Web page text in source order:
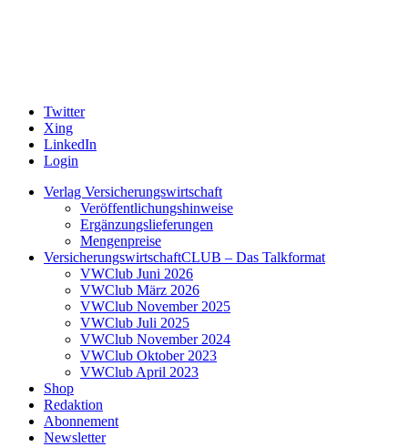
Twitter
Xing
LinkedIn
Login
Verlag Versicherungswirtschaft
Veröffentlichungshinweise
Ergänzungslieferungen
Mengenpreise
VersicherungswirtschaftCLUB – Das Talkformat
VWClub Juni 2026
VWClub März 2026
VWClub November 2025
VWClub Juli 2025
VWClub November 2024
VWClub Oktober 2023
VWClub April 2023
Shop
Redaktion
Abonnement
Newsletter